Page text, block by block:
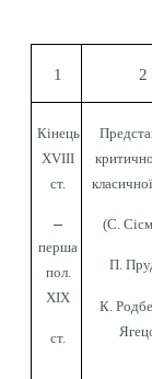
1 2
Кінець
XVIII
ст.
–
перша
пол.
XIX
ст.
(С.
П.
К.